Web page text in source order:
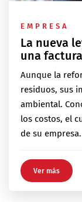
EMPRESA
La nueva
una
Aunque la
residuos, sus
ambiental.
los costos, el
de su empresa.
Ver más